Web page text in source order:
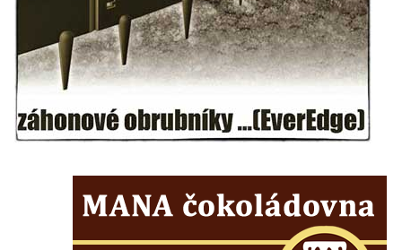
Kříž Ließnerových naproti Mikovu v
Mikulášovicích
Kříž u Mikulášovického potoka poblíž
Mikovu v Mikulášovicích
Lissnerův kříž u domu čp. 39 v
Mikulášovicích
Marchnerův (Zelený) kříž naproti domu čp.